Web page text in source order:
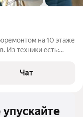
на 10 этаже
Из техники есть:
Чат